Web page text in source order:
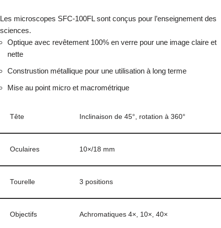
Les microscopes SFC-100FL sont conçus pour l’enseignement des
sciences.
Optique avec revêtement 100% en verre pour une image claire et
nette
Construstion métallique pour une utilisation à long terme
Mise au point micro et macrométrique
Tête Inclinaison de 45°, rotation à 360°
Oculaires 10×/18 mm
Tourelle 3 positions
Objectifs Achromatiques 4×, 10×, 40×